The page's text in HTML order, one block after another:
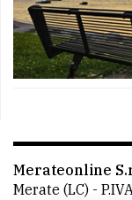
Merateonline
Merate (LC) -